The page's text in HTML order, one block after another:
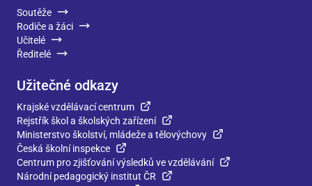
Soutěže
Rodiče a žáci
Učitelé
Ředitelé
Užitečné odkazy
Krajské vzdělávací centrum
Rejstřík škol a školských zařízení
Ministerstvo školství, mládeže a tělovýchovy
Česká školní inspekce
Centrum pro zjišťování výsledků ve vzdělávání
Národní pedagogický institut ČR